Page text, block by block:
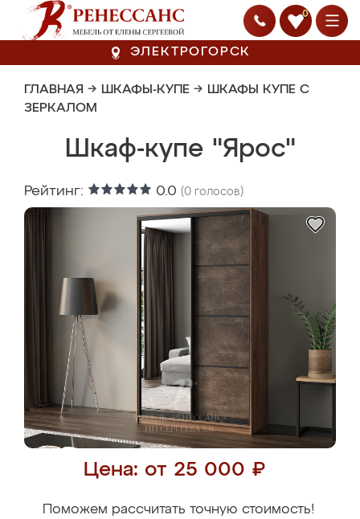
0
ЭЛЕКТРОГОРСК
ГЛАВНАЯ → ШКАФЫ-КУПЕ → ШКАФЫ КУПЕ С
ЗЕРКАЛОМ
Шкаф-купе "Ярос"
Рейтинг: 0.0 (0 голосов)
Цена: от 25 000 ₽
Поможем рассчитать точную стоимость!